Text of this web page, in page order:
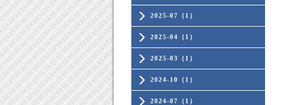
2025-07（1）
2025-04（1）
2025-03（1）
2024-10（1）
2024-07（1）